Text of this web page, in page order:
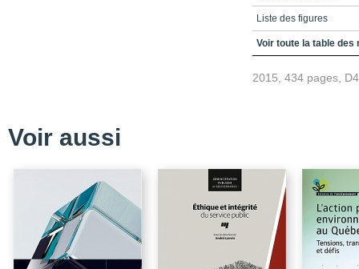
Liste des figures
Liste des tableaux
Bibliographie
Chapitre 2 – Suivi et
climatiques en zones
Conclusion
Voir toute la table des
2015, 434 pages,
Voir aussi